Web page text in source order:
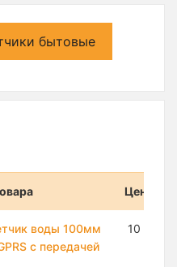
бытовые
Цена
воды 100мм
с передачей
10 465